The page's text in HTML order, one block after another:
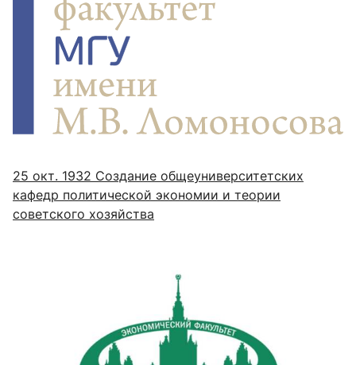
25 окт. 1932 Создание общеуниверситетских
кафедр политической экономии и теории
советского хозяйства